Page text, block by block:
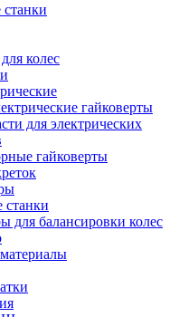
колес
гайковерты
для электрических
гайковерты
станки
для балансировки колес